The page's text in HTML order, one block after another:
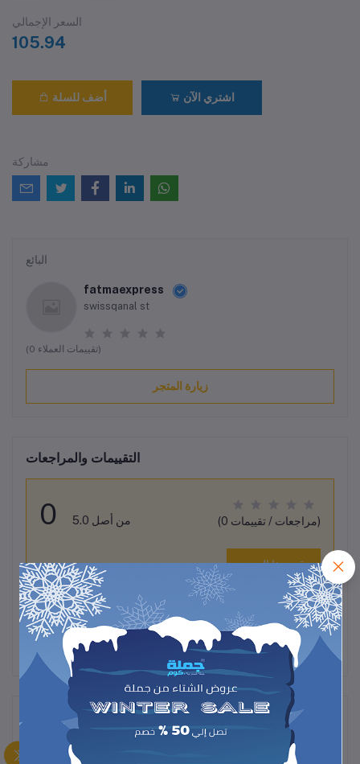
السعر الإجمالي
105.94
أضف للسلة اشتري الآن
مشاركة
البائع
fatmaexpress
swissqanal st
(0 تقييمات العملاء)
زيارة المتجر
التقييمات والمراجعات
0 من أصل 5.0 (0 مراجعات / تقييمات)
قيم هذا المنتج
لم تكن هناك تقييمات لهذا المنتج حتى الآن.